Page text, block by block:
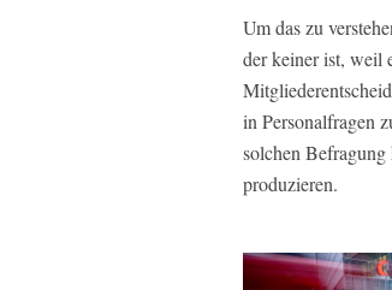
Um das zu
der keiner ist, weil
in Personalfragen
solchen
produzieren.